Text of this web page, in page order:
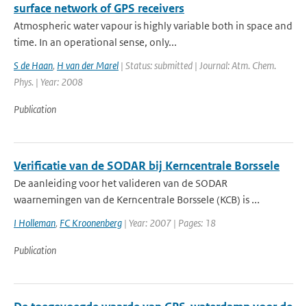
surface network of GPS receivers
Atmospheric water vapour is highly variable both in space and
time. In an operational sense, only...
S de Haan, H van der Marel | Status: submitted | Journal: Atm. Chem.
Phys. | Year: 2008
Publication
Verificatie van de SODAR bij Kerncentrale Borssele
De aanleiding voor het valideren van de SODAR
waarnemingen van de Kerncentrale Borssele (KCB) is ...
I Holleman, FC Kroonenberg | Year: 2007 | Pages: 18
Publication